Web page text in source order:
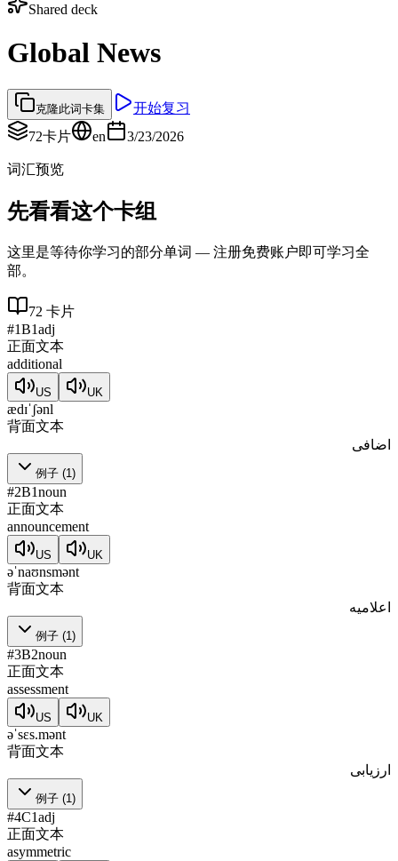
Shared deck
Global News
克隆此词卡集
开始复习
72卡片 en 3/23/2026
词汇预览
先看看这个卡组
这里是等待你学习的部分单词 — 注册免费账户即可学习全
部。
72 卡片
#1B1adj
正面文本
additional
US UK
ædɪˈʃənl
背面文本
اضافی
例子 (1)
#2B1noun
正面文本
announcement
US UK
əˈnaʊnsmənt
背面文本
اعلامیه
例子 (1)
#3B2noun
正面文本
assessment
US UK
əˈsɛs.mənt
背面文本
ارزیابی
例子 (1)
#4C1adj
正面文本
asymmetric